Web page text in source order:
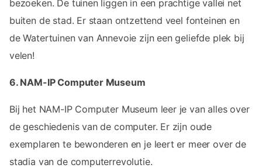
bezoeken. De tuinen liggen in een prachtige vallei net
buiten de stad. Er staan ontzettend veel fonteinen en
de Watertuinen van Annevoie zijn een geliefde plek bij
velen!
6. NAM-IP Computer Museum
Bij het NAM-IP Computer Museum leer je van alles over
de geschiedenis van de computer. Er zijn oude
exemplaren te bewonderen en je leert er meer over de
stadia van de computerrevolutie.